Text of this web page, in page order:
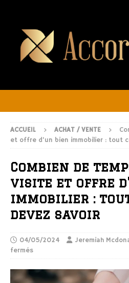
ACCUEIL ACHAT / VENTE
et offre d’un bien immobilier : tout
Combien de
visite et offre
immobilier :
devez savoir
04/05/2024 Jeremiah
fermés